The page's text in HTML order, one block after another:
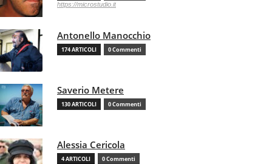
https://microstudio.it
Antonello Manocchio
174 ARTICOLI 0 Commenti
Saverio Metere
130 ARTICOLI 0 Commenti
Alessia Cericola
4 ARTICOLI 0 Commenti